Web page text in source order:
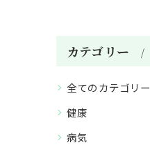
カテゴリー
全てのカテゴリー
健康
病気